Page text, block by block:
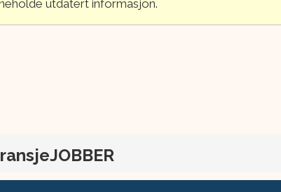
utdatert informasjon.